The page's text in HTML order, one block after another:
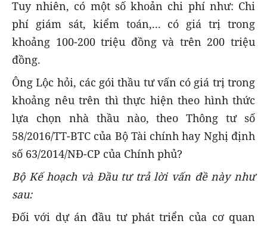
Tuy nhiên, có một số khoản chi phí như: Chi
phí giám sát, kiểm toán,... có giá trị trong
khoảng 100-200 triệu đồng và trên 200 triệu
đồng.
Ông Lộc hỏi, các gói thầu tư vấn có giá trị trong
khoảng nêu trên thì thực hiện theo hình thức
lựa chọn nhà thầu nào, theo Thông tư số
58/2016/TT-BTC của Bộ Tài chính hay Nghị định
số 63/2014/NĐ-CP của Chính phủ?
Bộ Kế hoạch và Đầu tư trả lời vấn đề này như
sau:
Đối với dự án đầu tư phát triển của cơ quan